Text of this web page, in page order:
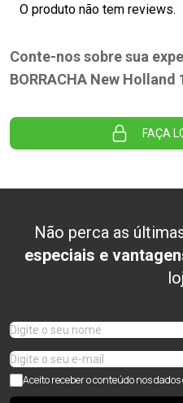
O produto não tem reviews.
Conte-nos sobre sua
BORRACHA New Holland
FAÇA
Não perca as
especiais e
Aceito receber o conteúdo nos